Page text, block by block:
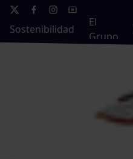
Sostenibilidad
El
Grupo